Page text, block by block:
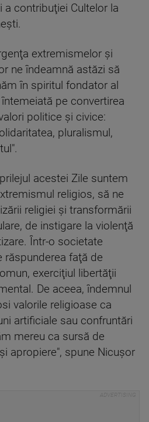
a contribuţiei Cultelor la
extremismelor şi
ne îndeamnă astăzi să
în spiritul fondator al
pe convertirea
politice şi civice:
pluralismul,
acestei Zile suntem
religios, să ne
religiei şi transformării
de instigare la violenţă
Într-o societate
răspunderea faţă de
exerciţiul libertăţii
De aceea, îndemnul
valorile religioase ca
artificiale sau confruntări
mereu ca sursă de
apropiere", spune Nicuşor